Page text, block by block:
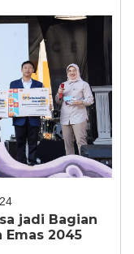
jadi Bagian
2045